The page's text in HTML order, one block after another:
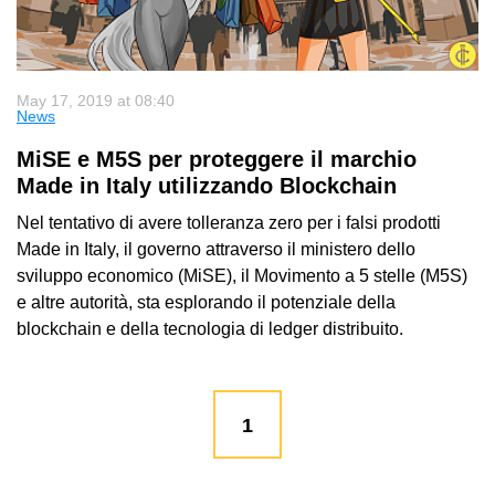
May 17, 2019 at 08:40
News
MiSE e M5S per proteggere il marchio
Made in Italy utilizzando Blockchain
Nel tentativo di avere tolleranza zero per i falsi prodotti
Made in Italy, il governo attraverso il ministero dello
sviluppo economico (MiSE), il Movimento a 5 stelle (M5S)
e altre autorità, sta esplorando il potenziale della
blockchain e della tecnologia di ledger distribuito.
1